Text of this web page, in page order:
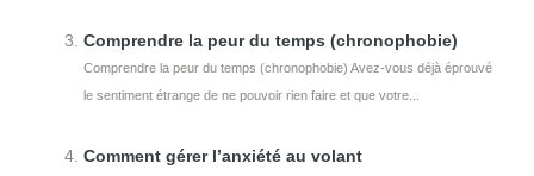
Comprendre la peur du temps (chronophobie)
Comprendre la peur du temps (chronophobie) Avez-vous déjà éprouvé
le sentiment étrange de ne pouvoir rien faire et que votre...
Comment gérer l’anxiété au volant